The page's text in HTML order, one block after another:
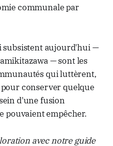
communale par
subsistent aujourd'hui —
— sont les
qui luttèrent,
conserver quelque
d'une fusion
pouvaient empêcher.
avec notre guide